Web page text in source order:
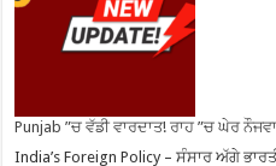
Punjab ”ਚ ਵੱਡੀ ਵਾਰਦਾਤ! ਰਾਹ ”ਚ ਘੇਰ
India’s Foreign Policy – ਸੰਸਾਰ ਅੱਗੇ